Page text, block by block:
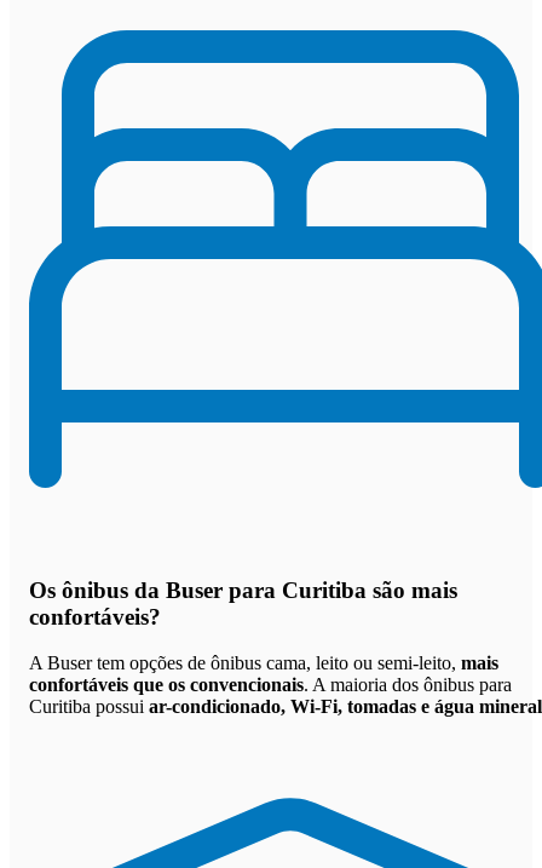
Os ônibus da Buser para Curitiba são mais
confortáveis?
A Buser tem opções de ônibus cama, leito ou semi-leito, mais
confortáveis que os convencionais. A maioria dos ônibus para
Curitiba possui ar-condicionado, Wi-Fi, tomadas e água mineral